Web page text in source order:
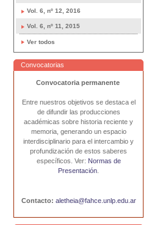
Vol. 6, nº 12, 2016
Vol. 6, nº 11, 2015
Ver todos
Convocatorias
Convocatoria permanente
Entre nuestros objetivos se destaca el
de difundir las producciones
académicas sobre historia reciente y
memoria, generando un espacio
interdisciplinario para el intercambio y
profundización de estos saberes
específicos. Ver: Normas de
Presentación
Contacto: aletheia@fahce.unlp.edu.ar